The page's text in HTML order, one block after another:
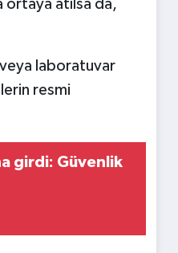
atılsa da,
veya laboratuvar
resmi
girdi: Güvenlik